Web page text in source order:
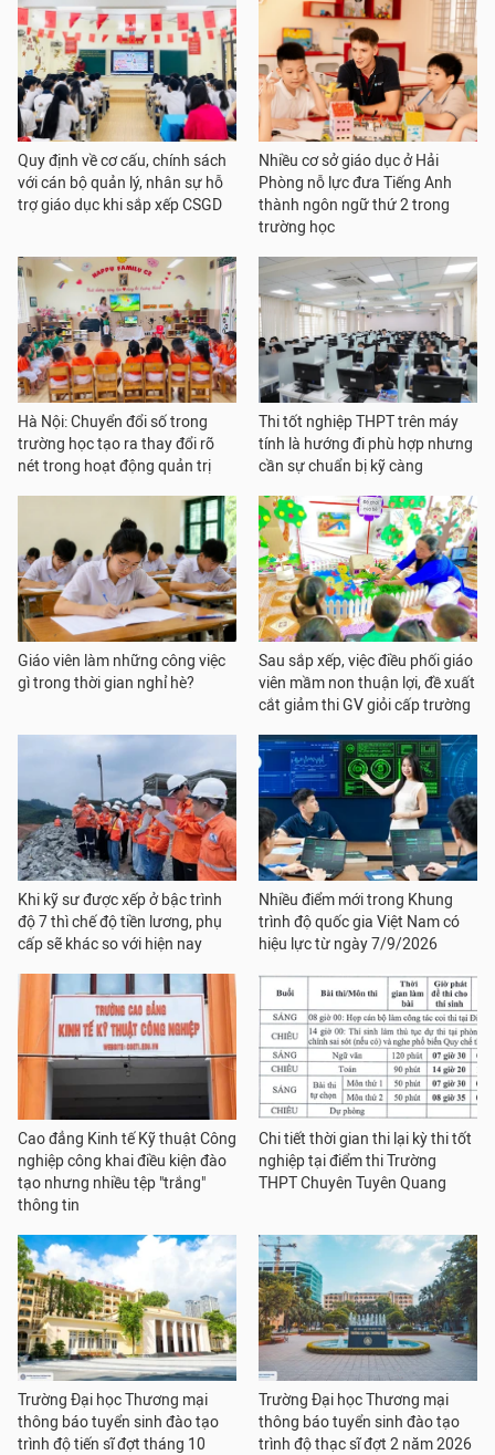
Quy định về cơ cấu, chính sách
với cán bộ quản lý, nhân sự hỗ
trợ giáo dục khi sắp xếp CSGD
Nhiều cơ sở giáo dục ở Hải
Phòng nỗ lực đưa Tiếng Anh
thành ngôn ngữ thứ 2 trong
trường học
Hà Nội: Chuyển đổi số trong
trường học tạo ra thay đổi rõ
nét trong hoạt động quản trị
Thi tốt nghiệp THPT trên máy
tính là hướng đi phù hợp nhưng
cần sự chuẩn bị kỹ càng
Giáo viên làm những công việc
gì trong thời gian nghỉ hè?
Sau sắp xếp, việc điều phối giáo
viên mầm non thuận lợi, đề xuất
cắt giảm thi GV giỏi cấp trường
Khi kỹ sư được xếp ở bậc trình
độ 7 thì chế độ tiền lương, phụ
cấp sẽ khác so với hiện nay
Nhiều điểm mới trong Khung
trình độ quốc gia Việt Nam có
hiệu lực từ ngày 7/9/2026
Cao đẳng Kinh tế Kỹ thuật Công
nghiệp công khai điều kiện đào
tạo nhưng nhiều tệp "trắng"
thông tin
Chi tiết thời gian thi lại kỳ thi tốt
nghiệp tại điểm thi Trường
THPT Chuyên Tuyên Quang
Trường Đại học Thương mại
thông báo tuyển sinh đào tạo
trình độ tiến sĩ đợt tháng 10
Trường Đại học Thương mại
thông báo tuyển sinh đào tạo
trình độ thạc sĩ đợt 2 năm 2026